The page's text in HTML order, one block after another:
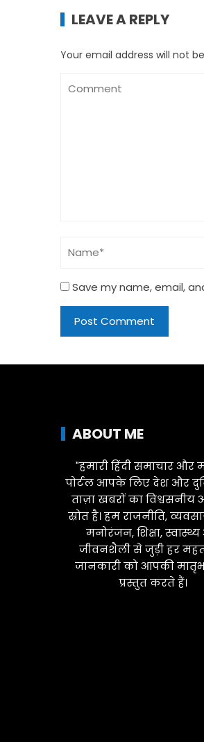
LEAVE A REPLY
Your email address will not
Save my name, email,
ABOUT ME
"हमारी हिंदी समाचार और
पोर्टल आपके लिए देश और
ताज़ा खबरों का
स्रोत है। हम राजनीति,
मनोरंजन, शिक्षा,
जीवनशैली से जुड़ी हर
जानकारी को आपकी
प्रस्तुत करते हैं।